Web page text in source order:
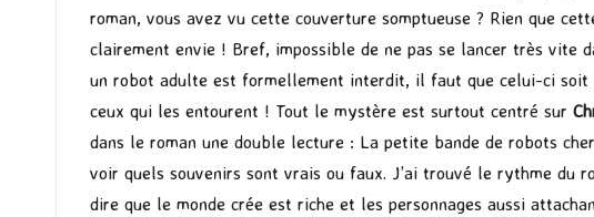
roman, vous avez vu cette couverture somptueuse ? Rien que
clairement envie ! Bref, impossible de ne pas se lancer très vite
un robot adulte est formellement interdit, il faut que celui-ci soit
ceux qui les entourent ! Tout le mystère est surtout centré sur
dans le roman une double lecture : La petite bande de robots
voir quels souvenirs sont vrais ou faux. J’ai trouvé le rythme du
dire que le monde crée est riche et les personnages aussi